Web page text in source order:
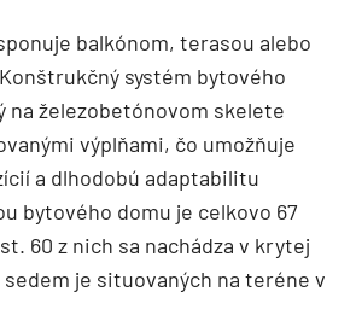
balkónom, terasou alebo
systém bytového
na železobetónovom skelete
výplňami, čo umožňuje
a dlhodobú adaptabilitu
bytového domu je celkovo 67
60 z nich sa nachádza v krytej
sedem je situovaných na teréne v